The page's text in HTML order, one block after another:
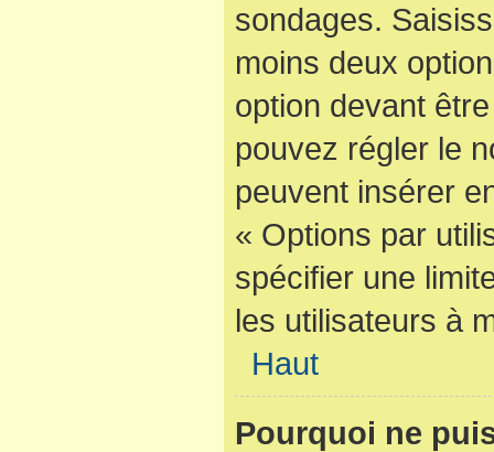
sondages.
moins deux
option devant
pouvez régler le
peuvent insérer
« Options par
spécifier une
les utilisateurs à
Haut
Pourquoi ne